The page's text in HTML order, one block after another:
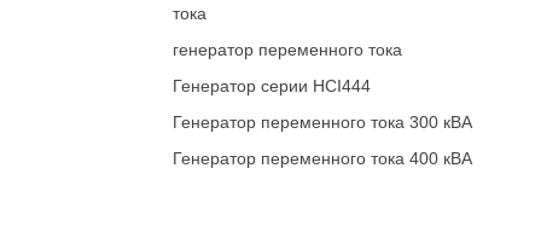
тока
генератор переменного тока
Генератор серии HCI444
Генератор переменного тока 300 кВА
Генератор переменного тока 400 кВА